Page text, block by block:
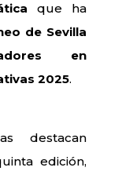
que ha
de Sevilla
en
2025.
destacan
edición,